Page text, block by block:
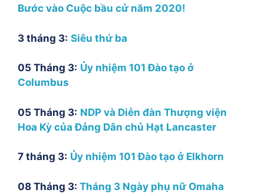
Bước vào Cuộc bầu cử năm 2020!
3 tháng 3: Siêu thứ ba
05 Tháng 3: Ủy nhiệm 101 Đào tạo ở
Columbus
05 Tháng 3: NDP và Diễn đàn Thượng viện
Hoa Kỳ của Đảng Dân chủ Hạt Lancaster
7 tháng 3: Ủy nhiệm 101 Đào tạo ở Elkhorn
08 Tháng 3: Tháng 3 Ngày phụ nữ Omaha